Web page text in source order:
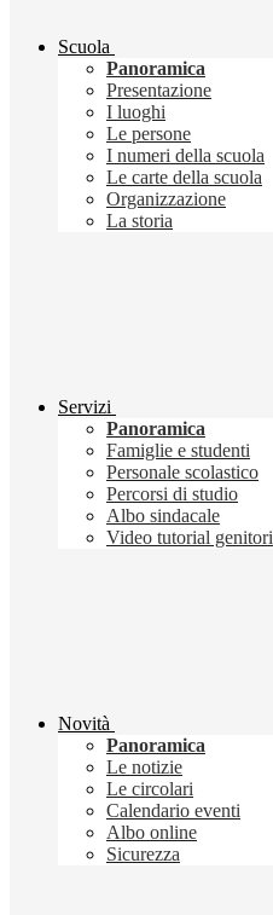
Scuola
Panoramica
Presentazione
I luoghi
Le persone
I numeri della scuola
Le carte della scuola
Organizzazione
La storia
Servizi
Panoramica
Famiglie e studenti
Personale scolastico
Percorsi di studio
Albo sindacale
Video tutorial genitori
Novità
Panoramica
Le notizie
Le circolari
Calendario eventi
Albo online
Sicurezza